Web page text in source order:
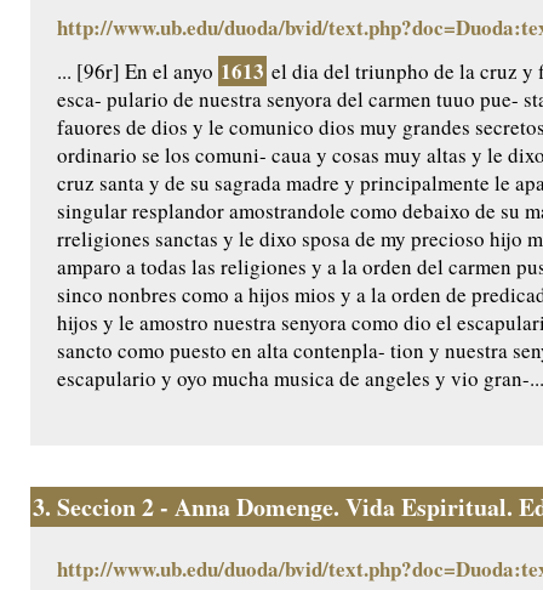
http://www.ub.edu/duoda/bvid/
... [96r] En el anyo 1613 el dia del triunpho de la cruz y
esca- pulario de nuestra senyora del carmen tuuo pue-
fauores de dios y le comunico dios muy grandes
ordinario se los comuni- caua y cosas muy altas y le
cruz santa y de su sagrada madre y principalmente le
singular resplandor amostrandole como debaixo de su
rreligiones sanctas y le dixo sposa de my precioso hijo
amparo a todas las religiones y a la orden del carmen
sinco nonbres como a hijos mios y a la orden de
hijos y le amostro nuestra senyora como dio el
sancto como puesto en alta contenpla- tion y nuestra
escapulario y oyo mucha musica de angeles y vio gran-...
3. Seccion 2 - Anna Domenge. Vida Espiritual.
http://www.ub.edu/duoda/bvid/